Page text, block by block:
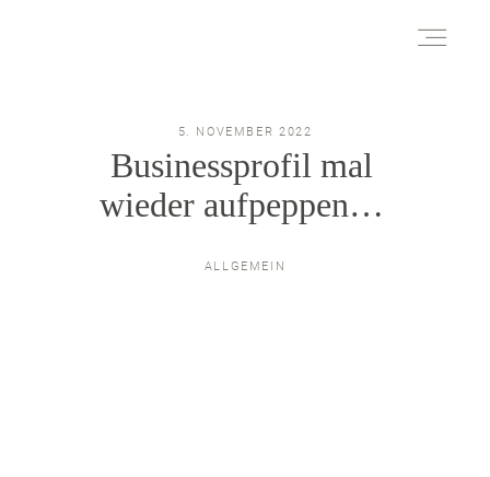
5. NOVEMBER 2022
Businessprofil mal
wieder aufpeppen…
ALLGEMEIN
über mich
Portfolio